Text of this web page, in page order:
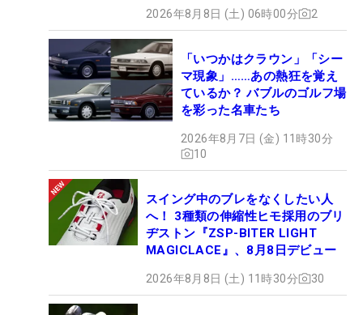
2026年8月8日 (土) 06時00分 2
「いつかはクラウン」「シー
マ現象」……あの熱狂を覚え
ているか？ バブルのゴルフ場
を彩った名車たち
2026年8月7日 (金) 11時30分
10
スイング中のブレをなくしたい人
へ！ 3種類の伸縮性ヒモ採用のブリ
ヂストン『ZSP-BITER LIGHT
MAGICLACE』、8月8日デビュー
2026年8月8日 (土) 11時30分 30